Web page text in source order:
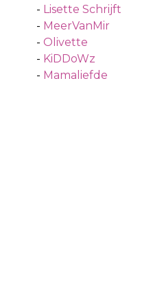
- Lisette Schrijft
- MeerVanMir
- Olivette
- KiDDoWz
- Mamaliefde